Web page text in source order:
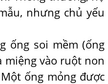
nhưng chủ yếu
ống soi mềm (ống
miệng vào ruột non
ống mỏng được